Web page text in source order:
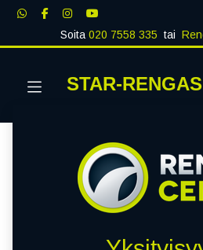
Soita020 7558 335 tai
STAR-RENGAS